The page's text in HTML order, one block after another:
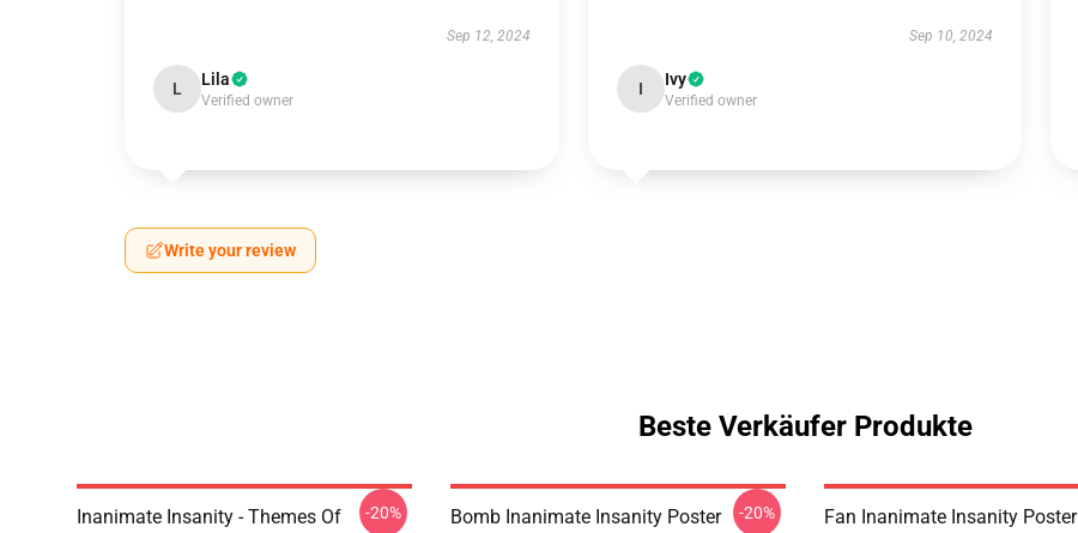
Sep 12, 2024
L Lila
Verified owner
Sep 10, 2024
I Ivy
Verified owner
Write your review
Beste Verkäufer Produkte
Inanimate Insanity - Themes Of
-20% Bomb Inanimate Insanity Poster -20% Fan Inanimate Insanity Poster